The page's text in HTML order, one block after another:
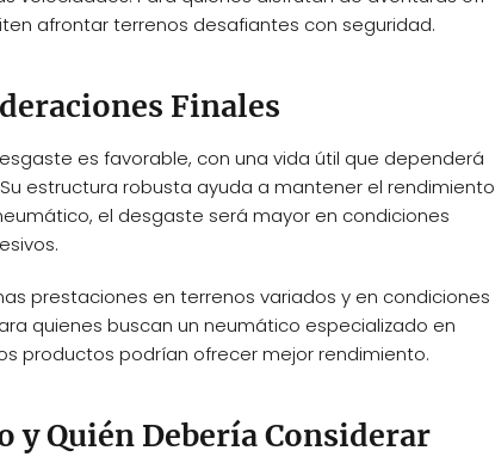
afrontar terrenos desafiantes con seguridad.
Finales
es favorable, con una vida útil que dependerá
estructura robusta ayuda a mantener el rendimiento
el desgaste será mayor en condiciones
prestaciones en terrenos variados y en condiciones
quienes buscan un neumático especializado en
productos podrían ofrecer mejor rendimiento.
y Quién Debería Considerar